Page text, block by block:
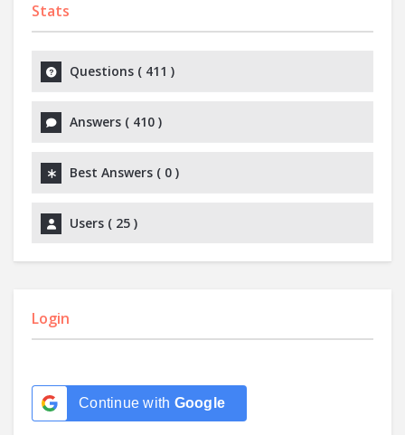
Stats
Questions ( 411 )
Answers ( 410 )
Best Answers ( 0 )
Users ( 25 )
Login
Continue with Google